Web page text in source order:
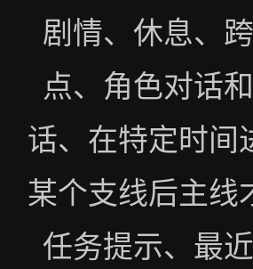
剧情、休息、
点、角色对话
话、在特定时间
某个支线后主
任务提示、最